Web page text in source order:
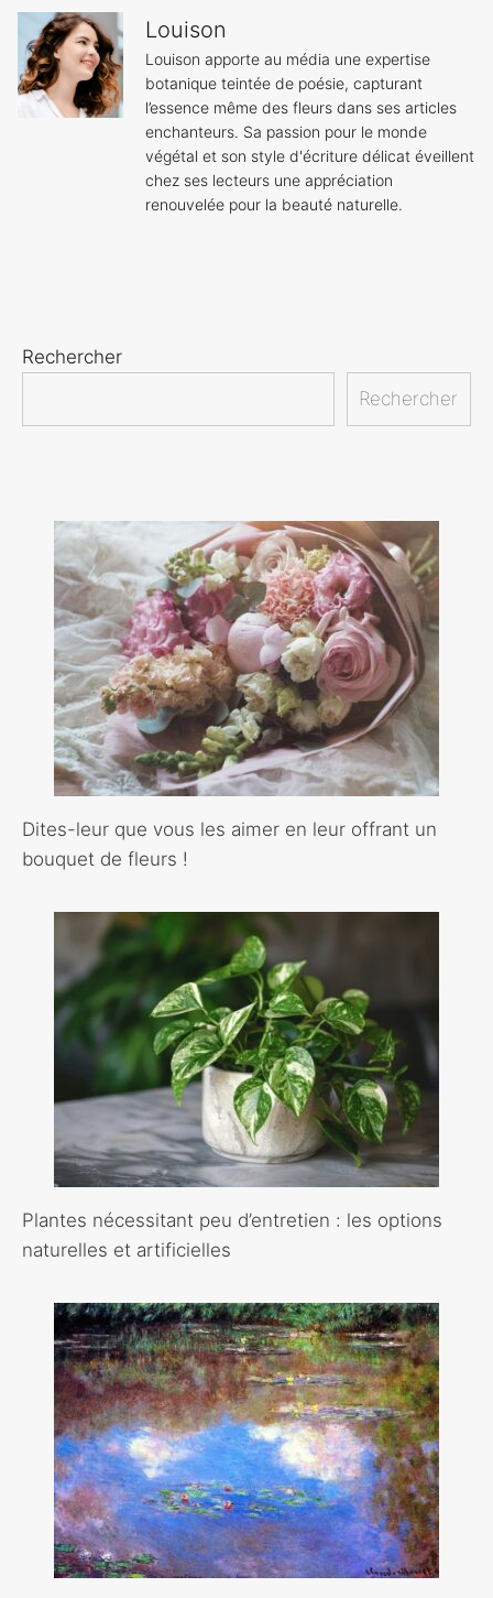
Louison
Louison apporte au média une expertise
botanique teintée de poésie, capturant
l’essence même des fleurs dans ses articles
enchanteurs. Sa passion pour le monde
végétal et son style d'écriture délicat éveillent
chez ses lecteurs une appréciation
renouvelée pour la beauté naturelle.
Rechercher
Rechercher
Dites-leur que vous les aimer en leur offrant un
bouquet de fleurs !
Plantes nécessitant peu d’entretien : les options
naturelles et artificielles